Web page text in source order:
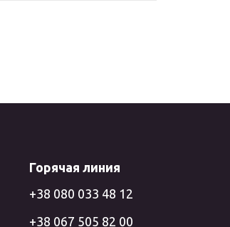
Горячая линия
+38 080 033 48 12
+38 067 505 82 00